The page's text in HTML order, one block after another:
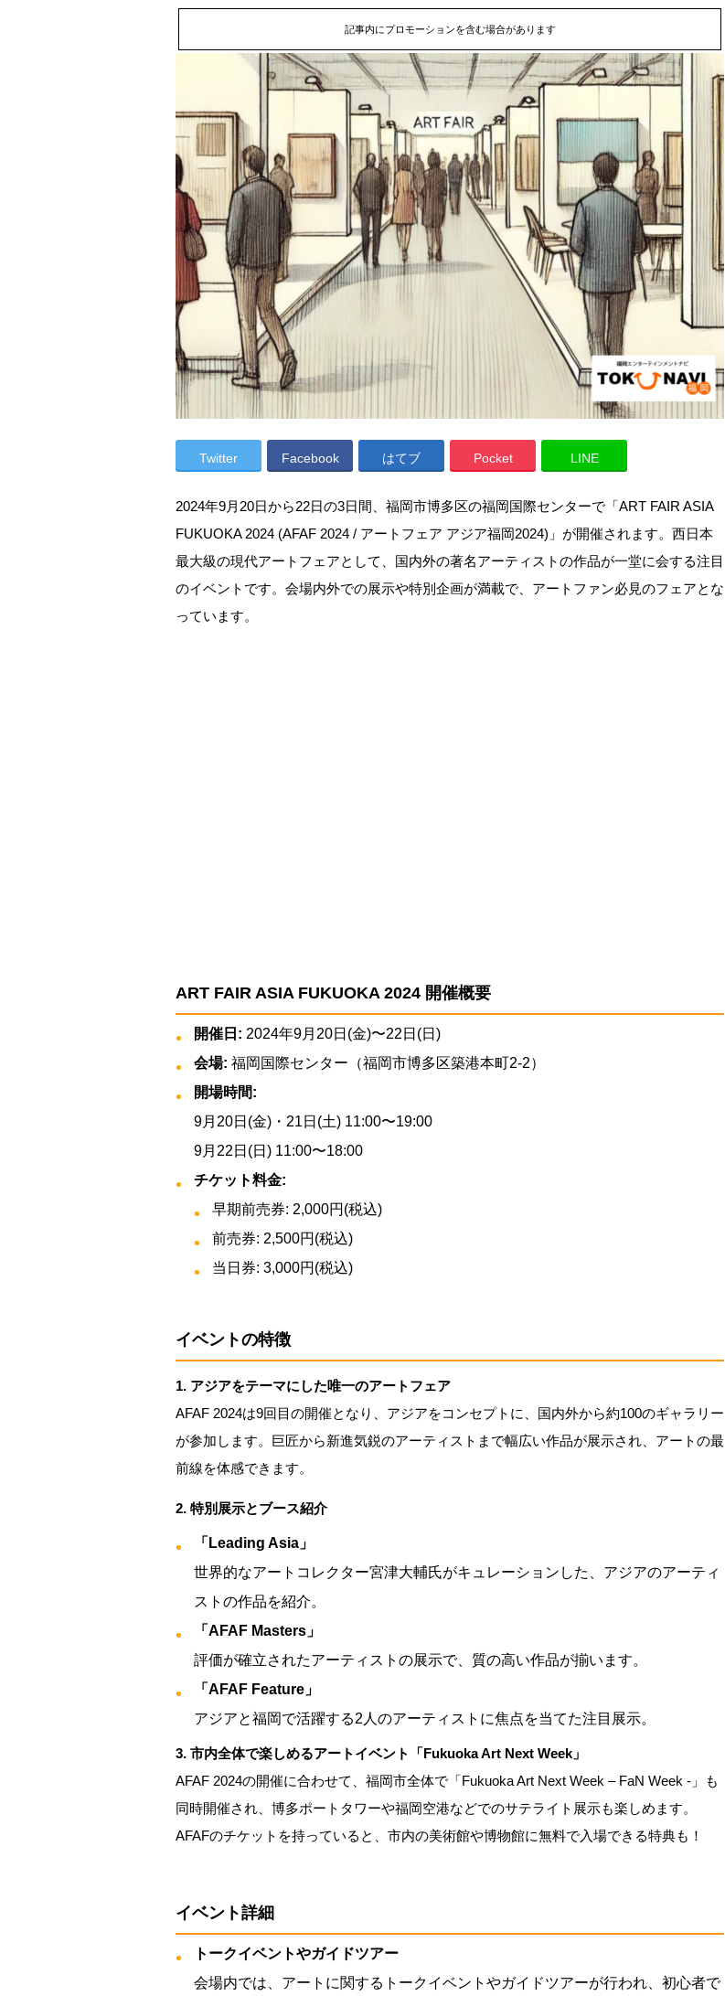
記事内にプロモーションを含む場合があります
Twitter Facebook はてブ Pocket LINE
2024年9月20日から22日の3日間、福岡市博多区の福岡国際センターで「ART FAIR ASIA
FUKUOKA 2024 (AFAF 2024 / アートフェア アジア福岡2024)」が開催されます。西日本
最大級の現代アートフェアとして、国内外の著名アーティストの作品が一堂に会する注目
のイベントです。会場内外での展示や特別企画が満載で、アートファン必見のフェアとな
っています。
ART FAIR ASIA FUKUOKA 2024 開催概要
開催日: 2024年9月20日(金)〜22日(日)
会場: 福岡国際センター（福岡市博多区築港本町2-2）
開場時間:
9月20日(金)・21日(土) 11:00〜19:00
9月22日(日) 11:00〜18:00
チケット料金:
早期前売券: 2,000円(税込)
前売券: 2,500円(税込)
当日券: 3,000円(税込)
イベントの特徴
1. アジアをテーマにした唯一のアートフェア
AFAF 2024は9回目の開催となり、アジアをコンセプトに、国内外から約100のギャラリー
が参加します。巨匠から新進気鋭のアーティストまで幅広い作品が展示され、アートの最
前線を体感できます。
2. 特別展示とブース紹介
「Leading Asia」
世界的なアートコレクター宮津大輔氏がキュレーションした、アジアのアーティ
ストの作品を紹介。
「AFAF Masters」
評価が確立されたアーティストの展示で、質の高い作品が揃います。
「AFAF Feature」
アジアと福岡で活躍する2人のアーティストに焦点を当てた注目展示。
3. 市内全体で楽しめるアートイベント「Fukuoka Art Next Week」
AFAF 2024の開催に合わせて、福岡市全体で「Fukuoka Art Next Week – FaN Week -」も
同時開催され、博多ポートタワーや福岡空港などでのサテライト展示も楽しめます。
AFAFのチケットを持っていると、市内の美術館や博物館に無料で入場できる特典も！
イベント詳細
トークイベントやガイドツアー
会場内では、アートに関するトークイベントやガイドツアーが行われ、初心者で